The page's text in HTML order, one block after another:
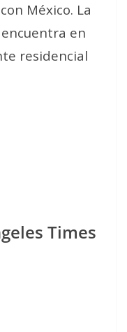
México. La
en
residencial
Times